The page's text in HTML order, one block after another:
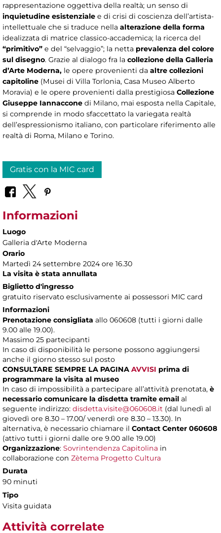
rappresentazione oggettiva della realtà; un senso di
inquietudine esistenziale e di crisi di coscienza dell’artista-
intellettuale che si traduce nella alterazione della forma
idealizzata di matrice classico-accademica; la ricerca del
“primitivo” e del “selvaggio”; la netta prevalenza del colore
sul disegno. Grazie al dialogo fra la collezione della Galleria
d’Arte Moderna, le opere provenienti da altre collezioni
capitoline (Musei di Villa Torlonia, Casa Museo Alberto
Moravia) e le opere provenienti dalla prestigiosa Collezione
Giuseppe Iannaccone di Milano, mai esposta nella Capitale,
si comprende in modo sfaccettato la variegata realtà
dell’espressionismo italiano, con particolare riferimento alle
realtà di Roma, Milano e Torino.
Gratis con la MIC card
Informazioni
Luogo
Galleria d'Arte Moderna
Orario
Martedì 24 settembre 2024 ore 16.30
La visita è stata annullata
Biglietto d'ingresso
gratuito riservato esclusivamente ai possessori MIC card
Informazioni
Prenotazione consigliata allo 060608 (tutti i giorni dalle
9.00 alle 19.00).
Massimo 25 partecipanti
In caso di disponibilità le persone possono aggiungersi
anche il giorno stesso sul posto
CONSULTARE SEMPRE LA PAGINA AVVISI prima di
programmare la visita al museo
In caso di impossibilità a partecipare all’attività prenotata, è
necessario comunicare la disdetta tramite email al
seguente indirizzo: disdetta.visite@060608.it (dal lunedì al
giovedì ore 8.30 – 17.00/ venerdì ore 8.30 – 13.30). In
alternativa, è necessario chiamare il Contact Center 060608
(attivo tutti i giorni dalle ore 9.00 alle 19.00)
Organizzazione: Sovrintendenza Capitolina in
collaborazione con Zètema Progetto Cultura
Durata
90 minuti
Tipo
Visita guidata
Attività correlate